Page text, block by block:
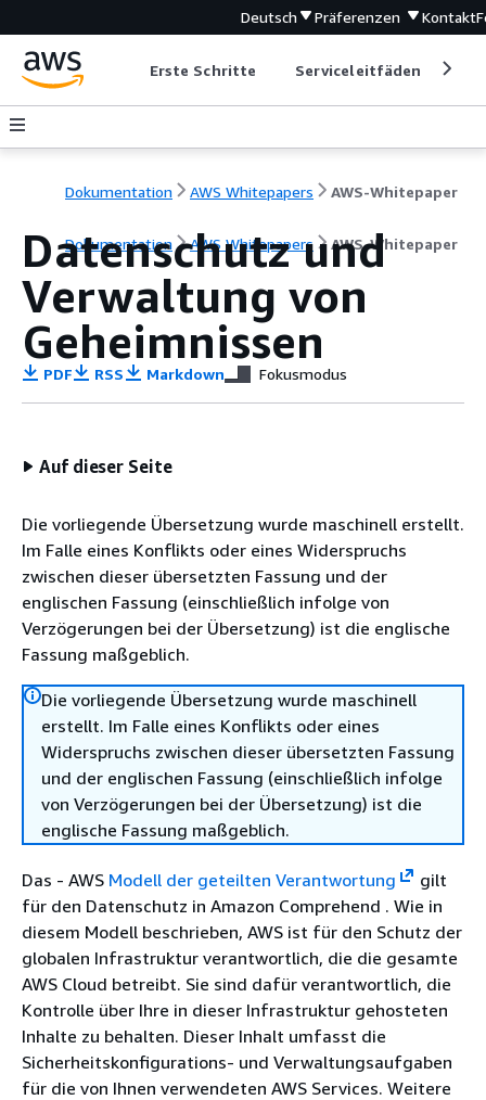
Deutsch Präferenzen Kontakt
Erste Schritte Serviceleitfäden
Dokumentation AWS Whitepapers AWS-Whitepaper
Dokumentation AWS Whitepapers AWS-Whitepaper
Datenschutz und
Verwaltung von
Geheimnissen
PDF RSS Markdown Fokusmodus
Auf dieser Seite
Die vorliegende Übersetzung wurde maschinell erstellt.
Im Falle eines Konflikts oder eines Widerspruchs
zwischen dieser übersetzten Fassung und der
englischen Fassung (einschließlich infolge von
Verzögerungen bei der Übersetzung) ist die englische
Fassung maßgeblich.
Die vorliegende Übersetzung wurde maschinell
erstellt. Im Falle eines Konflikts oder eines
Widerspruchs zwischen dieser übersetzten Fassung
und der englischen Fassung (einschließlich infolge
von Verzögerungen bei der Übersetzung) ist die
englische Fassung maßgeblich.
Das - AWS Modell der geteilten Verantwortung
gilt
für den Datenschutz in Amazon Comprehend . Wie in
diesem Modell beschrieben, AWS ist für den Schutz der
globalen Infrastruktur verantwortlich, die die gesamte
AWS Cloud betreibt. Sie sind dafür verantwortlich, die
Kontrolle über Ihre in dieser Infrastruktur gehosteten
Inhalte zu behalten. Dieser Inhalt umfasst die
Sicherheitskonfigurations- und Verwaltungsaufgaben
für die von Ihnen verwendeten AWS Services. Weitere